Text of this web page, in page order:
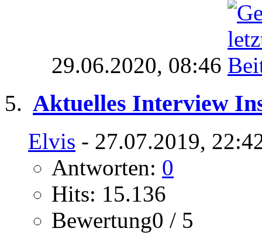
29.06.2020, 08:46
Aktuelles Interview
Elvis - 27.07.2019,
Antworten: 0
Hits: 15.136
Bewertung0 / 5